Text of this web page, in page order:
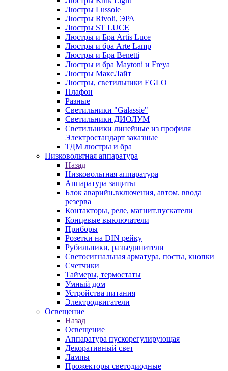
Люстры Lussole
Люстры Rivoli, ЭРА
Люстры ST LUCE
Люстры и Бра Artis Luce
Люстры и бра Arte Lamp
Люстры и Бра Benetti
Люстры и бра Maytoni и Freya
Люстры МаксЛайт
Люстры, светильники EGLO
Плафон
Разные
Светильники "Galassie"
Светильники ДИОЛУМ
Светильники линейные из профиля
Электростандарт заказные
ТДМ люстры и бра
Низковольтная аппаратура
Назад
Низковольтная аппаратура
Аппаратура защиты
Блок аварийн.включения, автом. ввода
резерва
Контакторы, реле, магнит.пускатели
Концевые выключатели
Приборы
Розетки на DIN рейку
Рубильники, разъединители
Светосигнальная арматура, посты, кнопки
Счетчики
Таймеры, термостаты
Умный дом
Устройства питания
Электродвигатели
Освещение
Назад
Освещение
Аппаратура пускорегулирующая
Декоративный свет
Лампы
Прожекторы светодиодные